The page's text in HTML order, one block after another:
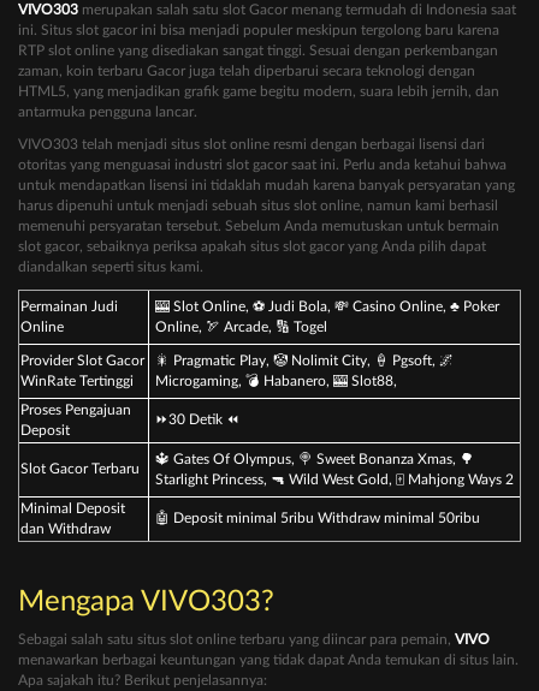
VIVO303 merupakan salah satu slot Gacor menang termudah di Indonesia saat
ini. Situs slot gacor ini bisa menjadi populer meskipun tergolong baru karena
RTP slot online yang disediakan sangat tinggi. Sesuai dengan perkembangan
zaman, koin terbaru Gacor juga telah diperbarui secara teknologi dengan
HTML5, yang menjadikan grafik game begitu modern, suara lebih jernih, dan
antarmuka pengguna lancar.
VIVO303 telah menjadi situs slot online resmi dengan berbagai lisensi dari
otoritas yang menguasai industri slot gacor saat ini. Perlu anda ketahui bahwa
untuk mendapatkan lisensi ini tidaklah mudah karena banyak persyaratan yang
harus dipenuhi untuk menjadi sebuah situs slot online, namun kami berhasil
memenuhi persyaratan tersebut. Sebelum Anda memutuskan untuk bermain
slot gacor, sebaiknya periksa apakah situs slot gacor yang Anda pilih dapat
diandalkan seperti situs kami.
Permainan Judi
Online
🎰 Slot Online, ⚽ Judi Bola, 💸 Casino Online, ♣ Poker
Online, 🏹 Arcade, 🔢 Togel
Provider Slot Gacor
WinRate Tertinggi
🎇 Pragmatic Play, 🤡 Nolimit City, 🍦 Pgsoft, 🌌
Microgaming, 💣 Habanero, 🎰 Slot88,
Proses Pengajuan
Deposit
⏩30 Detik ⏪
Slot Gacor Terbaru
🔱 Gates Of Olympus, 🍭 Sweet Bonanza Xmas, 🌳
Starlight Princess, 🔫 Wild West Gold, 🀄️ Mahjong Ways 2
Minimal Deposit
dan Withdraw
🤖 Deposit minimal 5ribu Withdraw minimal 50ribu
Mengapa VIVO303?
Sebagai salah satu situs slot online terbaru yang diincar para pemain, VIVO
menawarkan berbagai keuntungan yang tidak dapat Anda temukan di situs lain.
Apa sajakah itu? Berikut penjelasannya: